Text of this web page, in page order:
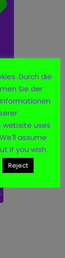
Durch die
Sie der
website uses
assume
if you wish.
Reject